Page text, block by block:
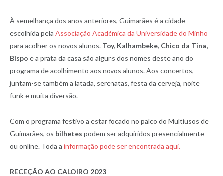
À semelhança dos anos anteriores, Guimarães é a cidade
escolhida pela Associação Académica da Universidade do Minho
para acolher os novos alunos. Toy, Kalhambeke, Chico da Tina,
Bispo e a prata da casa são alguns dos nomes deste ano do
programa de acolhimento aos novos alunos. Aos concertos,
juntam-se também a latada, serenatas, festa da cerveja, noite
funk e muita diversão.
Com o programa festivo a estar focado no palco do Multiusos de
Guimarães, os bilhetes podem ser adquiridos presencialmente
ou online. Toda a informação pode ser encontrada aqui.
RECEÇÃO AO CALOIRO 2023